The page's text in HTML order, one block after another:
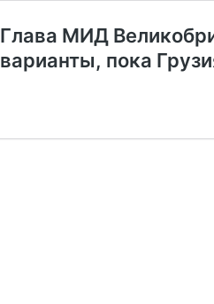
Глава МИД
варианты, пока